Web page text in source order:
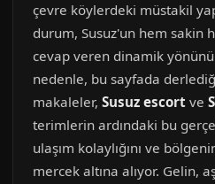
çevre köylerdeki müstakil
durum, Susuz'un hem sakin
cevap veren dinamik
nedenle, bu sayfada
makaleler, Susuz escort ve
terimlerin ardındaki bu
ulaşım kolaylığını ve
mercek altına alıyor. Gelin,